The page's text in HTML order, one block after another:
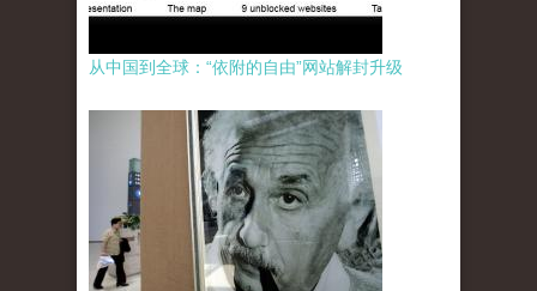
从中国到全球：“依附的自由”网站解封升级